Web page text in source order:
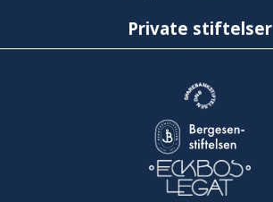
Private stiftelser